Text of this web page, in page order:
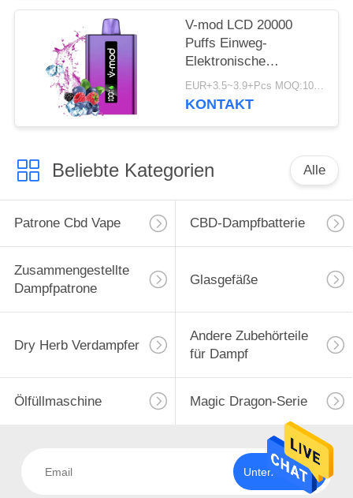
V-mod LCD 20000
Puffs Einweg-
Elektronische
Zigarettenmaschen
Spirale Großhandel
EUR+3.5~3.9+Pcs MOQ:100 Stück
KONTAKT
Beliebte Kategorien Alle
Patrone Cbd Vape CBD-Dampfbatterie
Zusammengestellte
Dampfpatrone
Glasgefäße
Dry Herb Verdampfer
Andere Zubehörteile
für Dampf
Ölfüllmaschine Magic Dragon-Serie
Unterzeichnen